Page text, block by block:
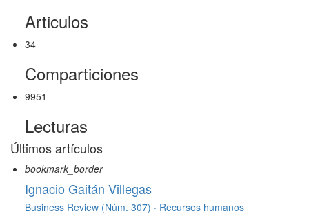
Articulos
34
Comparticiones
9951
Lecturas
Últimos artículos
bookmark_border
Ignacio Gaitán Villegas
Business Review (Núm. 307) · Recursos humanos